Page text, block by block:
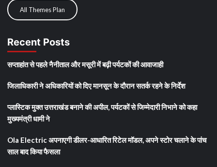
All Themes Plan
Recent Posts
सप्ताहांत से पहले नैनीताल और मसूरी में बढ़ी पर्यटकों की आवाजाही
जिलाधिकारी ने अधिकारियों को दिए मानसून के दौरान सतर्क रहने के निर्देश
प्लास्टिक मुक्त उत्तराखंड बनाने की अपील, पर्यटकों से जिम्मेदारी निभाने को कहा
मुख्यमंत्री धामी ने
Ola Electric अपनाएगी डीलर-आधारित रिटेल मॉडल, अपने स्टोर चलाने के पांच
साल बाद किया फैसला